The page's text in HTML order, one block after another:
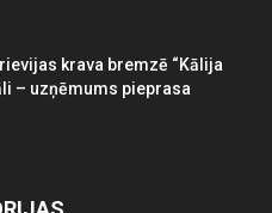
krava bremzē “Kālija
– uzņēmums pieprasa